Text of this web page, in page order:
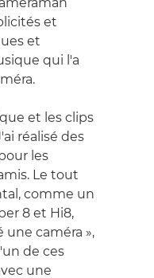
et
et
qui l'a
et les clips
réalisé des
les
Le tout
comme un
8 et Hi8,
caméra »,
de ces
une